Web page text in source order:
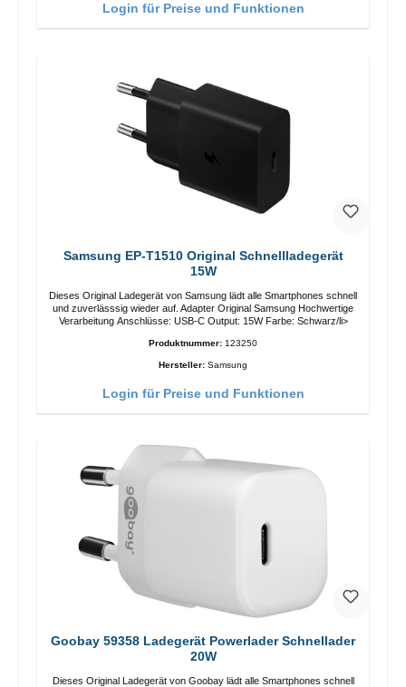
Login für Preise und Funktionen
Samsung EP-T1510 Original Schnellladegerät
15W
Dieses Original Ladegerät von Samsung lädt alle Smartphones schnell
und zuverlässsig wieder auf. Adapter Original Samsung Hochwertige
Verarbeitung Anschlüsse: USB-C Output: 15W Farbe: Schwarz/li>
Produktnummer: 123250
Hersteller: Samsung
Login für Preise und Funktionen
Goobay 59358 Ladegerät Powerlader Schnellader
20W
Dieses Original Ladegerät von Goobay lädt alle Smartphones schnell